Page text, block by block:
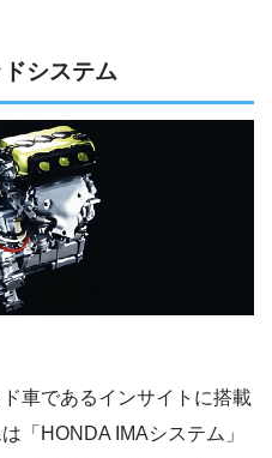
システム
車であるインサイトに搭載
「HONDA IMAシステム」